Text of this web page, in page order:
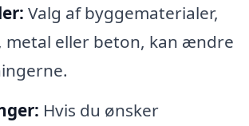
Valg af byggematerialer,
eller beton, kan ændre
Hvis du ønsker